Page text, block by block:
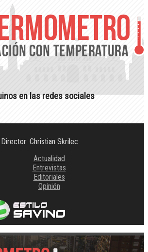
en las redes sociales
| Director: Christian Skrilec
Actualidad
Entrevistas
Editoriales
Opinión